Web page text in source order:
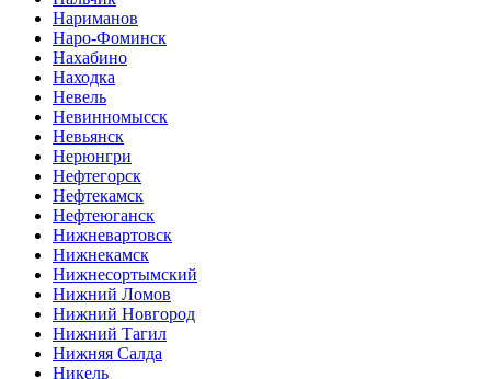
Нариманов
Наро-Фоминск
Нахабино
Находка
Невель
Невинномысск
Невьянск
Нерюнгри
Нефтегорск
Нефтекамск
Нефтеюганск
Нижневартовск
Нижнекамск
Нижнесортымский
Нижний Ломов
Нижний Новгород
Нижний Тагил
Нижняя Салда
Никель